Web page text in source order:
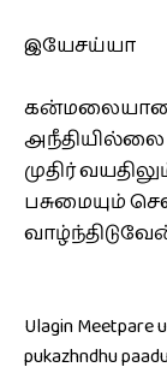
இயேசய்யா
கன்மலையான
முதிர்
பசுமையும்
Ulagin Meetpare
pukazhndhu